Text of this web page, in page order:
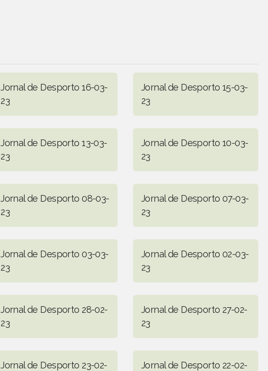
Jornal de Desporto 16-03-
23
Jornal de Desporto 15-03-
23
Jornal de Desporto 13-03-
23
Jornal de Desporto 10-03-
23
Jornal de Desporto 08-03-
23
Jornal de Desporto 07-03-
23
Jornal de Desporto 03-03-
23
Jornal de Desporto 02-03-
23
Jornal de Desporto 28-02-
23
Jornal de Desporto 27-02-
23
Jornal de Desporto 23-02-
Jornal de Desporto 22-02-